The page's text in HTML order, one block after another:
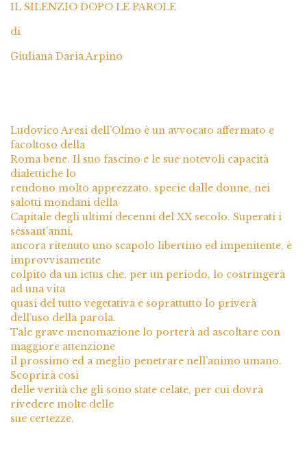
IL SILENZIO DOPO LE PAROLE
di
Giuliana Daria Arpino
Ludovico Aresi dell’Olmo è un avvocato affermato e
facoltoso della
Roma bene. Il suo fascino e le sue notevoli capacità
dialettiche lo
rendono molto apprezzato, specie dalle donne, nei
salotti mondani della
Capitale degli ultimi decenni del XX secolo. Superati i
sessant’anni,
ancora ritenuto uno scapolo libertino ed impenitente, è
improvvisamente
colpito da un ictus che, per un periodo, lo costringerà
ad una vita
quasi del tutto vegetativa e soprattutto lo priverà
dell’uso della parola.
Tale grave menomazione lo porterà ad ascoltare con
maggiore attenzione
il prossimo ed a meglio penetrare nell’animo umano.
Scoprirà così
delle verità che gli sono state celate, per cui dovrà
rivedere molte delle
sue certezze.